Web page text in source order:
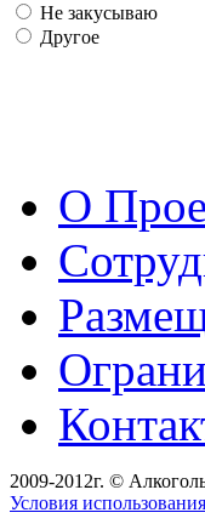
Не закусываю
Другое
О
2009-2012г. ©
Условия использования